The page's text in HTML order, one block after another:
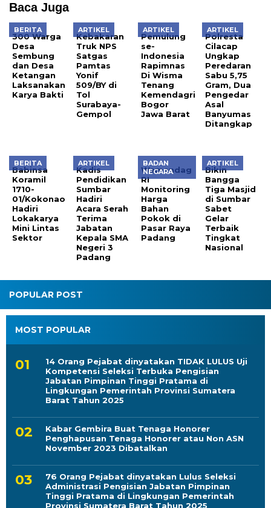
Baca Juga
BERITA
300 Warga
Desa
Sembung
dan Desa
Ketangan
Laksanakan
Karya Bakti
ARTIKEL
Kebakaran
Truk NPS
Satgas
Pamtas
Yonif
509/BY di
Tol
Surabaya-
Gempol
ARTIKEL
Pemulung
se-
Indonesia
Rapimnas
Di Wisma
Tenang
Kemendagri
Bogor
Jawa Barat
ARTIKEL
Polresta
Cilacap
Ungkap
Peredaran
Sabu 5,75
Gram, Dua
Pengedar
Asal
Banyumas
Ditangkap
BERITA
Babinsa
Koramil
1710-
01/Kokonao
Hadiri
Lokakarya
Mini Lintas
Sektor
ARTIKEL
Kadis
Pendidikan
Sumbar
Hadiri
Acara Serah
Terima
Jabatan
Kepala SMA
Negeri 3
Padang
BADAN
NEGARA
Wamendag
RI
Monitoring
Harga
Bahan
Pokok di
Pasar Raya
Padang
ARTIKEL
Bikin
Bangga
Tiga Masjid
di Sumbar
Sabet
Gelar
Terbaik
Tingkat
Nasional
POPULAR POST
MOST POPULAR
14 Orang Pejabat dinyatakan TIDAK LULUS Uji
Kompetensi Seleksi Terbuka Pengisian
Jabatan Pimpinan Tinggi Pratama di
Lingkungan Pemerintah Provinsi Sumatera
Barat Tahun 2025
Kabar Gembira Buat Tenaga Honorer
Penghapusan Tenaga Honorer atau Non ASN
November 2023 Dibatalkan
76 Orang Pejabat dinyatakan Lulus Seleksi
Administrasi Pengisian Jabatan Pimpinan
Tinggi Pratama di Lingkungan Pemerintah
Provinsi Sumatera Barat Tahun 2025